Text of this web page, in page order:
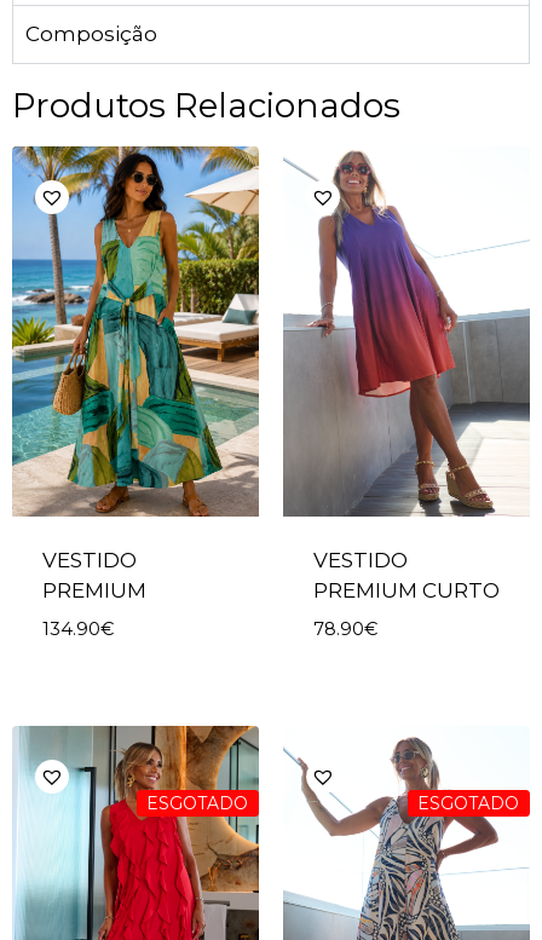
Composição
Produtos Relacionados
VESTIDO
PREMIUM
134.90€
VESTIDO
PREMIUM CURTO
78.90€
ESGOTADO ESGOTADO